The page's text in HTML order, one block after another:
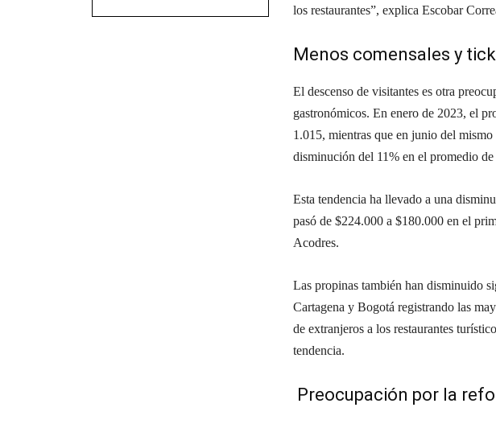
los restaurantes”, explica Escobar
Menos comensales y
El descenso de visitantes es otra
gastronómicos. En enero de 2023, el
1.015, mientras que en junio del
disminución del 11% en el promedio de
Esta tendencia ha llevado a una
pasó de $224.000 a $180.000 en el
Acodres.
Las propinas también han disminuido
Cartagena y Bogotá registrando las
de extranjeros a los restaurantes
tendencia.
Preocupación por la